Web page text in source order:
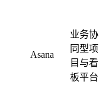
Asana
业务协
同型项
目与看
板平台